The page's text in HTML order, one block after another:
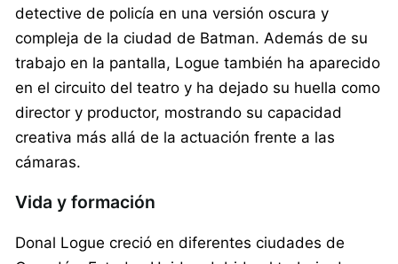
detective de policía en una versión oscura y
compleja de la ciudad de Batman. Además de su
trabajo en la pantalla, Logue también ha aparecido
en el circuito del teatro y ha dejado su huella como
director y productor, mostrando su capacidad
creativa más allá de la actuación frente a las
cámaras.
Vida y formación
Donal Logue creció en diferentes ciudades de